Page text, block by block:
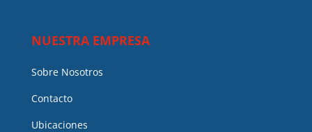
NUESTRA EMPRESA
Sobre Nosotros
Contacto
Ubicaciones